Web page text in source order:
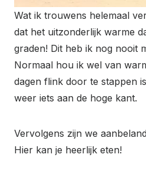
Wat ik trouwens helemaal
dat het uitzonderlijk warme
graden! Dit heb ik nog nooit
Normaal hou ik wel van
dagen flink door te stappen
weer iets aan de hoge kant.
Vervolgens zijn we
Hier kan je heerlijk eten!